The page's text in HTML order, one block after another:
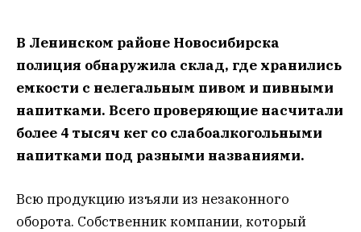
В Ленинском районе Новосибирска
полиция обнаружила склад, где хранились
емкости с нелегальным пивом и пивными
напитками. Всего проверяющие насчитали
более 4 тысяч кег со слабоалкогольными
напитками под разными названиями.
Всю продукцию изъяли из незаконного
оборота. Собственник компании, который